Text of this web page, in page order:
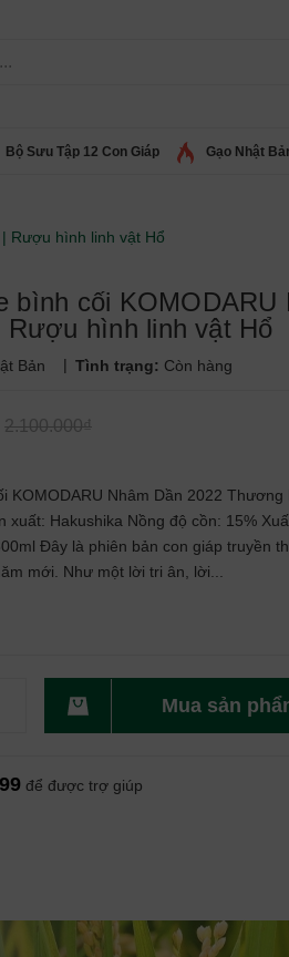
Bộ Sưu Tập 12 Con Giáp Gạo Nhật
Rượu hình linh vật Hổ
bình cối KOMODARU
Rượu hình linh vật Hổ
Bản | Tình trạng: Còn hàng
2.100.000₫
KOMODARU Nhâm Dần 2022 Thương
xuất: Hakushika Nồng độ cồn: 15%
Đây là phiên bản con giáp truyền
mới. Như một lời tri ân, lời...
Mua sản
để được trợ giúp